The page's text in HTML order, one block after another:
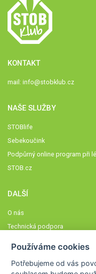
KONTAKT
mail: info@stobklub.cz
NAŠE SLUŽBY
STOBlife
Sebekoučink
Podpůrný online program při
STOB.cz
DALŠÍ
O nás
Technická podpora
Členové STOBklubu
Používáme cookies
Potřebujeme od vás